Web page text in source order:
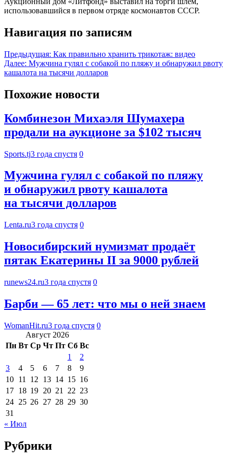
использовавшийся в первом отряде космонавтов СССР.
Навигация по записям
Предыдущая: Как правильно хранить трикотаж: видео
Далее: Мужчина гулял с собакой по пляжу и обнаружил рвоту
кашалота на тысячи долларов
Похожие новости
Комбинезон Михаэля Шумахера
продали на аукционе за $102 тысяч
Sports.tj3 года спустя 0
Мужчина гулял с собакой по пляжу
и обнаружил рвоту кашалота
на тысячи долларов
Lenta.ru3 года спустя 0
Новосибирский нумизмат продаёт
пятак Екатерины II за 9000 рублей
runews24.ru3 года спустя 0
Барби — 65 лет: что мы о ней знаем
WomanHit.ru3 года спустя 0
Август 2026
Пн Вт Ср Чт Пт Сб Вс
1
2
3
4 5 6 7 8
9
10 11 12 13 14 15 16
17 18 19 20 21 22 23
24 25 26 27 28 29 30
31
« Июл
Рубрики